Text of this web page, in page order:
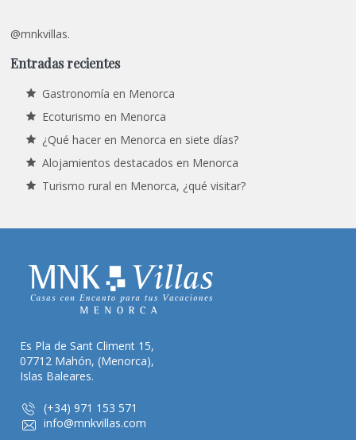
@mnkvillas.
Entradas recientes
Gastronomía en Menorca
Ecoturismo en Menorca
¿Qué hacer en Menorca en siete días?
Alojamientos destacados en Menorca
Turismo rural en Menorca, ¿qué visitar?
Es Pla de Sant Climent 15,
07712 Mahón, (Menorca),
Islas Baleares.
(+34) 971 153 571
info@mnkvillas.com